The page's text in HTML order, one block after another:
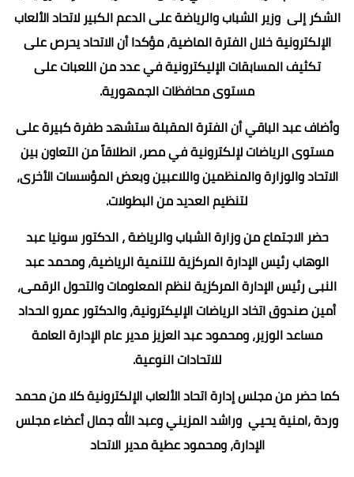
الشكر إلى وزير الشباب والرياضة على الدعم الكبير لاتحاد الألعاب
الإلكترونية خلال الفترة الماضية، مؤكدا أن الاتحاد يحرص على
تكثيف المسابقات الإليكترونية في عدد من اللعبات على
مستوى محافظات الجمهورية.
وأضاف عبد الباقي أن الفترة المقبلة ستشهد طفرة كبيرة على
مستوى الرياضات لإلكترونية في مصر، انطلاقاً من التعاون بين
الاتحاد والوزارة والمنظمين واللاعبين وبعض المؤسسات الأخرى،
لتنظيم العديد من البطولات.
حضر الاجتماع من وزارة الشباب والرياضة ، الدكتور سونيا عبد
الوهاب رئيس الإدارة المركزية للتنمية الرياضية، ومحمد عبد
النبى رئيس الإدارة المركزية لنظم المعلومات والتحول الرقمى،
أمين صندوق اتخاد الرياضات الإليكترونية، والدكتور عمرو الحداد
مساعد الوزير، ومحمود عبد العزيز مدير عام الإدارة العامة
للاتحادات النوعية.
كما حضر من مجلس إدارة اتحاد الألعاب الإلكترونية كلا من محمد
وردة ،امنية يحيي وراشد المزيني وعبد الله جمال أعضاء مجلس
الإدارة، ومحمود عطية مدير الاتحاد